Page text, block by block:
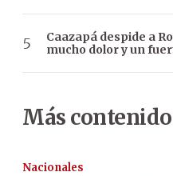
Caazapá despide a
mucho dolor y un
Más
Nacionales